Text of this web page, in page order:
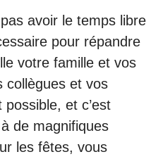
avoir le temps libre
pour répandre
votre famille et vos
collègues et vos
et c’est
de magnifiques
les fêtes, vous